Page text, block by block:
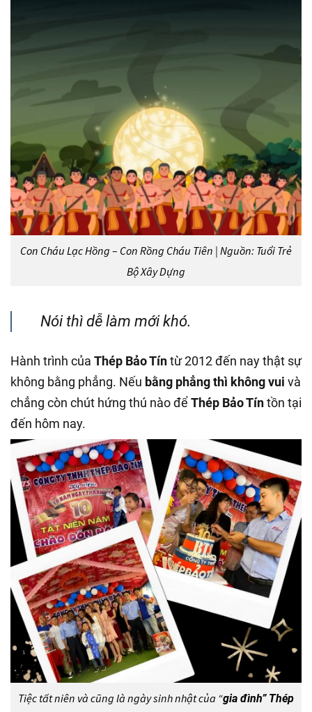
Con Cháu Lạc Hồng – Con Rồng Cháu Tiên | Nguồn: Tuổi Trẻ
Bộ Xây Dựng
Nói thì dễ làm mới khó.
Hành trình của Thép Bảo Tíntừ 2012 đến nay thật sự
không bằng phẳng. Nếu bằng phẳng thì không vui và
chẳng còn chút hứng thú nào để Thép Bảo Tíntồn tại
đến hôm nay.
Tiệc tất niên và cũng là ngày sinh nhật của “gia đình” Thép